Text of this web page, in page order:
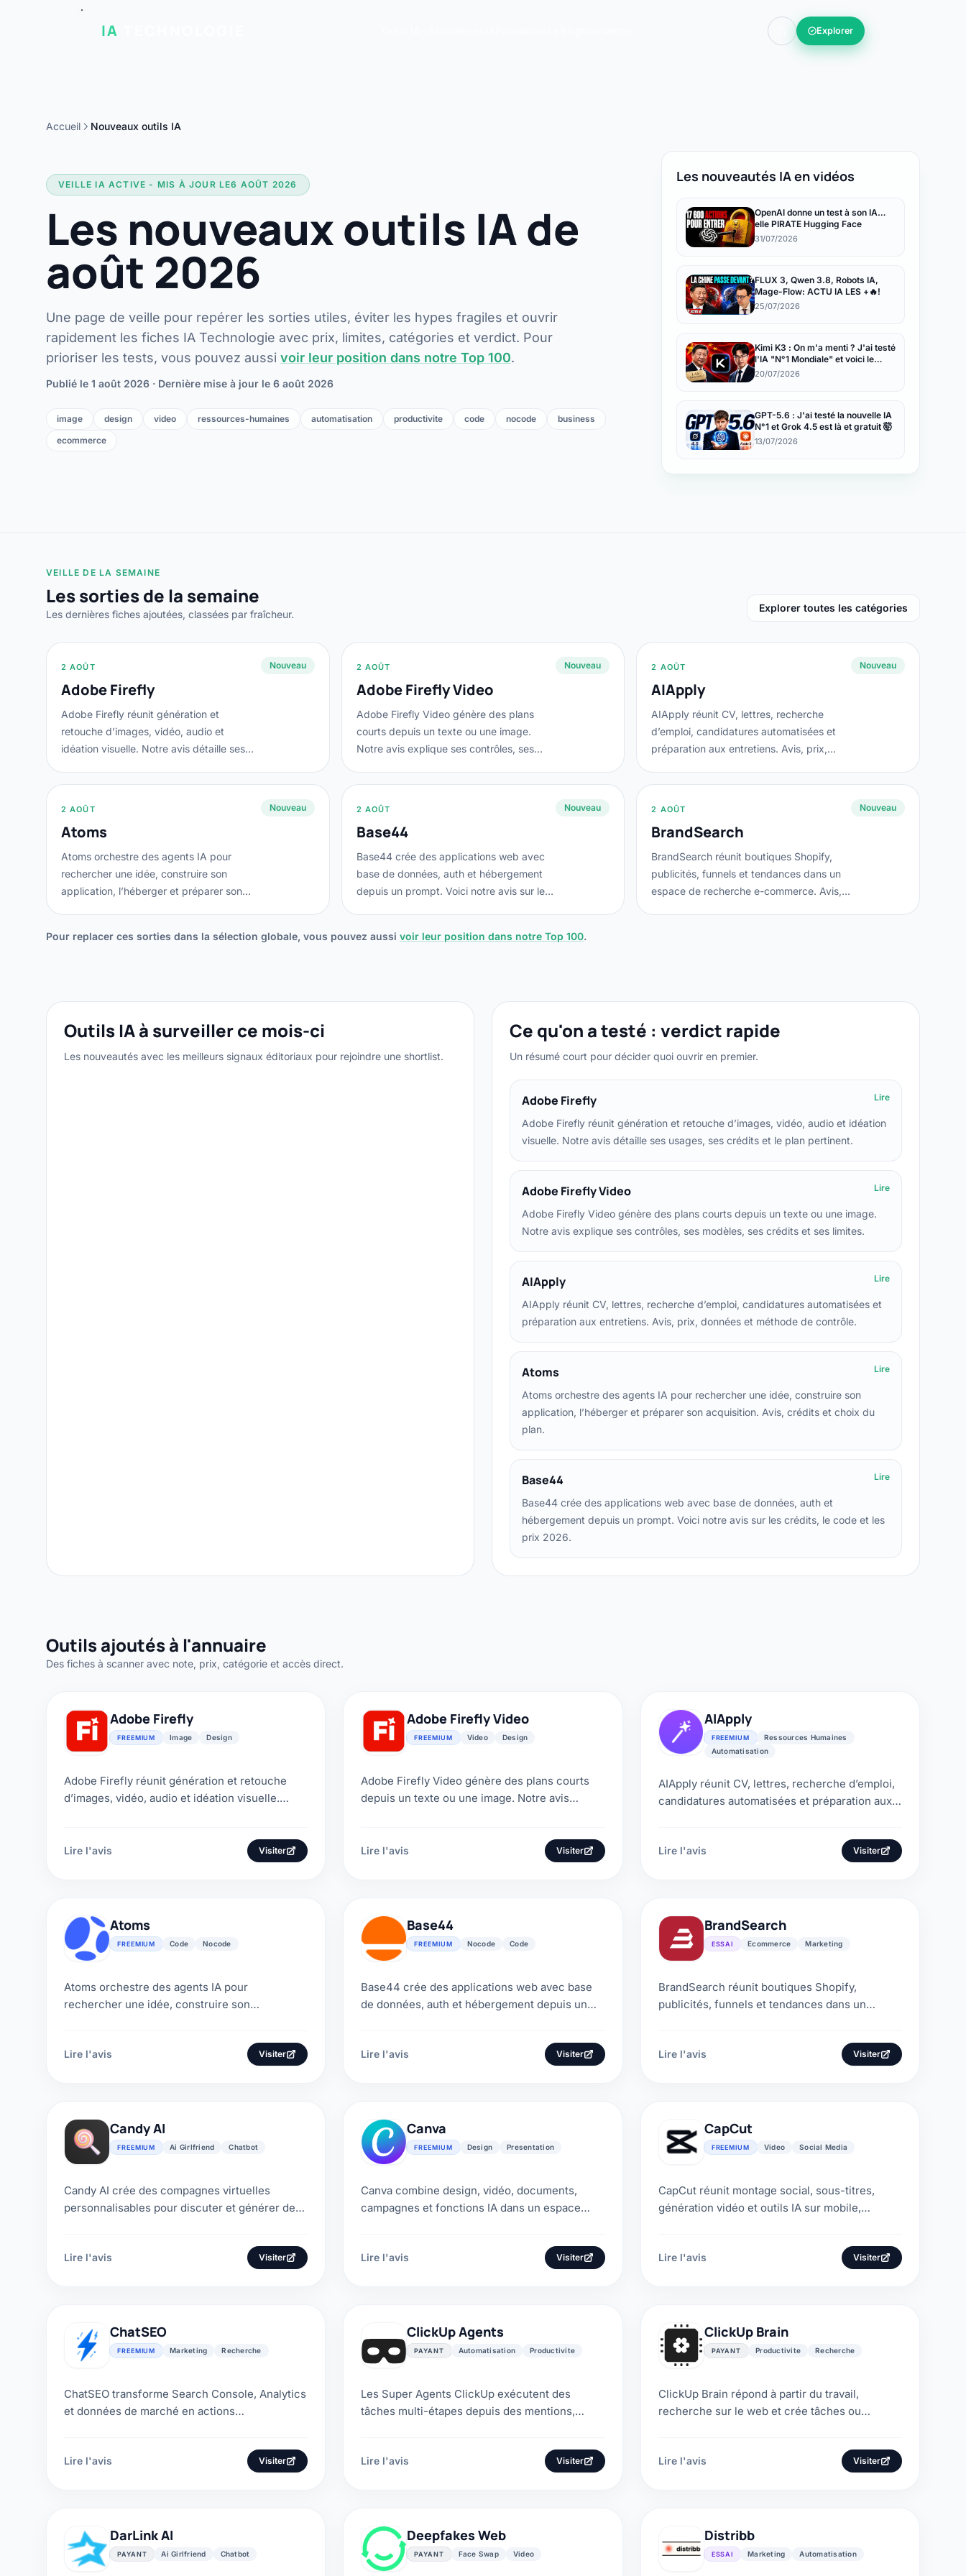
IA Explorer
Accueil Nouveaux outils IA
VEILLE IA ACTIVE - MIS À JOUR LE6 AOÛT 2026
Les nouveaux outils IA de
août 2026
Une page de veille pour repérer les sorties utiles, éviter les hypes fragiles et ouvrir
rapidement les fiches IA Technologie avec prix, limites, catégories et verdict. Pour
prioriser les tests, vous pouvez aussi voir leur position dans notre Top 100.
Publié le 1 août 2026 · Dernière mise à jour le 6 août 2026
image design video ressources-humaines automatisation productivite code nocode
business
ecommerce
Les nouveautés IA en vidéos
OpenAI donne un test à son IA…
elle PIRATE Hugging Face
31/07/2026
FLUX 3, Qwen 3.8, Robots IA,
Mage-Flow: ACTU IA LES +🔥!
25/07/2026
Kimi K3 : On m'a menti ? J'ai testé
l'IA "N°1 Mondiale" et voici le
résultat
20/07/2026
GPT-5.6 : J'ai testé la nouvelle IA
N°1 et Grok 4.5 est là et gratuit 🤯
13/07/2026
VEILLE DE LA SEMAINE
Les sorties de la semaine
Les dernières fiches ajoutées, classées par fraîcheur.
Explorer toutes les catégories
2 AOÛT
Adobe Firefly
Adobe Firefly réunit génération et
retouche d’images, vidéo, audio et
idéation visuelle. Notre avis détaille ses
Nouveau 2 AOÛT
Adobe Firefly Video
Adobe Firefly Video génère des plans
courts depuis un texte ou une image.
Notre avis explique ses contrôles, ses
Nouveau 2 AOÛT
AIApply
AIApply réunit CV, lettres, recherche
d’emploi, candidatures automatisées et
préparation aux entretiens. Avis, prix,
Nouveau
2 AOÛT
Atoms
Atoms orchestre des agents IA pour
rechercher une idée, construire son
application, l’héberger et préparer son
Nouveau 2 AOÛT
Base44
Base44 crée des applications web avec
base de données, auth et hébergement
depuis un prompt. Voici notre avis sur les
Nouveau 2 AOÛT
BrandSearch
BrandSearch réunit boutiques Shopify,
publicités, funnels et tendances dans un
espace de recherche e-commerce. Avis,
Nouveau
Pour replacer ces sorties dans la sélection globale, vous pouvez aussi voir leur position dans notre Top 100.
Outils IA à surveiller ce mois-ci
Les nouveautés avec les meilleurs signaux éditoriaux pour rejoindre une shortlist.
Ce qu'on a testé : verdict rapide
Un résumé court pour décider quoi ouvrir en premier.
Adobe Firefly Lire
Adobe Firefly réunit génération et retouche d’images, vidéo, audio et idéation
visuelle. Notre avis détaille ses usages, ses crédits et le plan pertinent.
Adobe Firefly Video Lire
Adobe Firefly Video génère des plans courts depuis un texte ou une image.
Notre avis explique ses contrôles, ses modèles, ses crédits et ses limites.
AIApply Lire
AIApply réunit CV, lettres, recherche d’emploi, candidatures automatisées et
préparation aux entretiens. Avis, prix, données et méthode de contrôle.
Atoms Lire
Atoms orchestre des agents IA pour rechercher une idée, construire son
application, l’héberger et préparer son acquisition. Avis, crédits et choix du
plan.
Base44 Lire
Base44 crée des applications web avec base de données, auth et
hébergement depuis un prompt. Voici notre avis sur les crédits, le code et les
prix 2026.
Outils ajoutés à l'annuaire
Des fiches à scanner avec note, prix, catégorie et accès direct.
Adobe Firefly
FREEMIUM Image Design
Adobe Firefly réunit génération et retouche
d’images, vidéo, audio et idéation visuelle.
Lire l'avis Visiter
Adobe Firefly Video
FREEMIUM Video Design
Adobe Firefly Video génère des plans courts
depuis un texte ou une image. Notre avis
Lire l'avis Visiter
AIApply
FREEMIUM
Ressources Humaines
Automatisation
AIApply réunit CV, lettres, recherche d’emploi,
candidatures automatisées et préparation aux
Lire l'avis Visiter
Atoms
FREEMIUM Code Nocode
Atoms orchestre des agents IA pour
rechercher une idée, construire son
Lire l'avis Visiter
Base44
FREEMIUM Nocode Code
Base44 crée des applications web avec base
de données, auth et hébergement depuis un
Lire l'avis Visiter
BrandSearch
ESSAI Ecommerce Marketing
BrandSearch réunit boutiques Shopify,
publicités, funnels et tendances dans un
Lire l'avis Visiter
Candy AI
FREEMIUM Ai Girlfriend Chatbot
Candy AI crée des compagnes virtuelles
personnalisables pour discuter et générer des
Lire l'avis Visiter
Canva
FREEMIUM Design Presentation
Canva combine design, vidéo, documents,
campagnes et fonctions IA dans un espace
Lire l'avis Visiter
CapCut
FREEMIUM Video Social Media
CapCut réunit montage social, sous-titres,
génération vidéo et outils IA sur mobile,
Lire l'avis Visiter
ChatSEO
FREEMIUM Marketing Recherche
ChatSEO transforme Search Console, Analytics
et données de marché en actions
Lire l'avis Visiter
ClickUp Agents
PAYANT Automatisation Productivite
Les Super Agents ClickUp exécutent des
tâches multi-étapes depuis des mentions,
Lire l'avis Visiter
ClickUp Brain
PAYANT Productivite Recherche
ClickUp Brain répond à partir du travail,
recherche sur le web et crée tâches ou
Lire l'avis Visiter
DarLink AI
PAYANT Ai Girlfriend Chatbot
Deepfakes Web
PAYANT Face Swap Video
Distribb
ESSAI Marketing Automatisation